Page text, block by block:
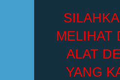
MELIHAT
ALAT
YANG